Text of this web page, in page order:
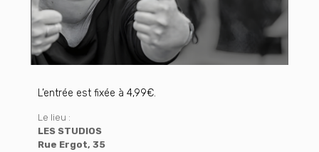
L’entrée est fixée à 4,99€.
Le lieu :
LES STUDIOS
Rue Ergot, 35